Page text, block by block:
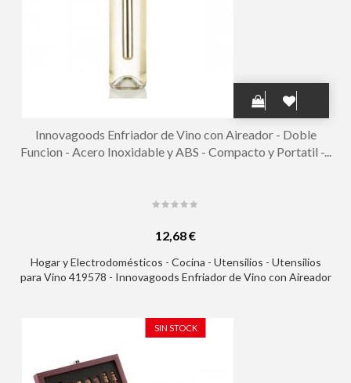
Innovagoods Enfriador de Vino con Aireador - Doble
Funcion - Acero Inoxidable y ABS - Compacto y Portatil -...
12,68 €
Hogar y Electrodomésticos - Cocina - Utensilios - Utensilios
para Vino 419578 - Innovagoods Enfriador de Vino con Aireador
SIN STOCK